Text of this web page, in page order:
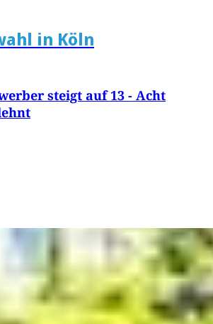
in Köln
steigt auf 13 - Acht